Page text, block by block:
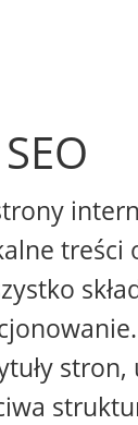
treści
stron,